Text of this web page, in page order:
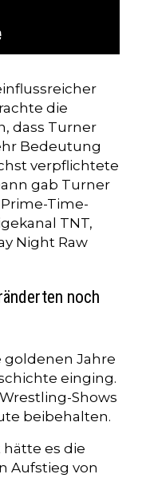
die
dass Turner
Bedeutung
verpflichtete
gab Turner
Time-
TNT,
Night Raw
noch
goldenen Jahre
einging.
Shows
beibehalten.
es die
Aufstieg von